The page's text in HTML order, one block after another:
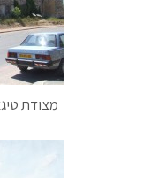
מצודת